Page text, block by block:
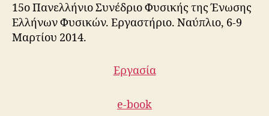
15ο Πανελλήνιο Συνέδριο Φυσικής της Ένωσης
Ελλήνων Φυσικών. Εργαστήριο. Ναύπλιο, 6-9
Μαρτίου 2014.
Εργασία
e-book